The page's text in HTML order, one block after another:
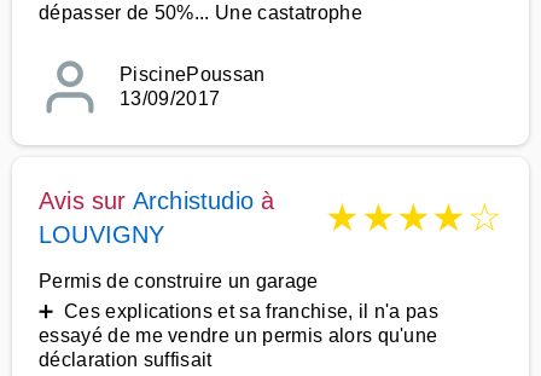
dépasser de 50%... Une castatrophe
PiscinePoussan
13/09/2017
Avis sur Archistudio à
LOUVIGNY
★★★★☆
Permis de construire un garage
➕ Ces explications et sa franchise, il n'a pas
essayé de me vendre un permis alors qu'une
déclaration suffisait